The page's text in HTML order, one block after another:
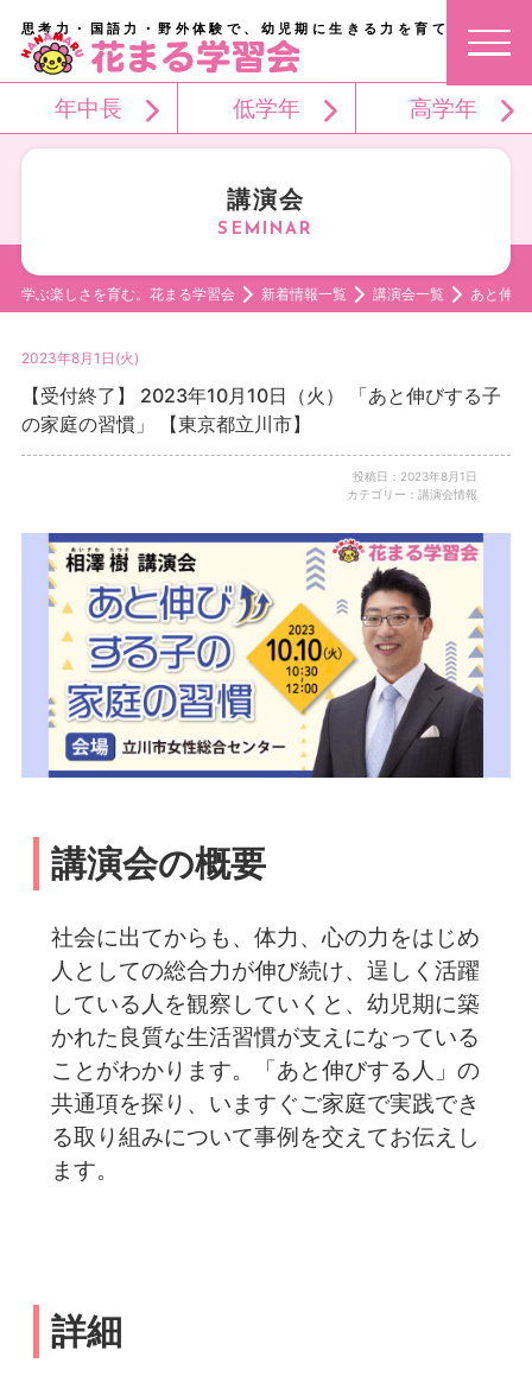
思考力・国語力・野外体験で、幼児期に生きる力を育てる。
年中長 低学年 高学年
講演会
学ぶ楽しさを育む。花まる学習会 新着情報一覧 講演会一覧 あと伸び
2023年8月1日(火)
【受付終了】 2023年10月10日（火） 「あと伸びする子
の家庭の習慣」 【東京都立川市】
投稿日：2023年8月1日
カテゴリー：講演会情報
講演会の概要
社会に出てからも、体力、心の力をはじめ
人としての総合力が伸び続け、逞しく活躍
している人を観察していくと、幼児期に築
かれた良質な生活習慣が支えになっている
ことがわかります。「あと伸びする人」の
共通項を探り、いますぐご家庭で実践でき
る取り組みについて事例を交えてお伝えし
ます。
詳細